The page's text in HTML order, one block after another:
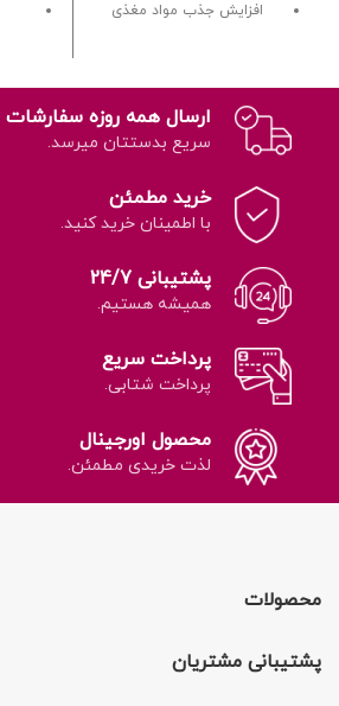
افزایش جذب مواد مغذی
ارسال همه روزه سفارشات
سریع بدستتان میرسد.
خرید مطمئن
با اطمینان خرید کنید.
پشتیبانی 24/7
همیشه هستیم.
پرداخت سریع
پرداخت شتابی.
محصول اورجینال
لذت خریدی مطمئن.
محصولات
پشتیبانی مشتریان